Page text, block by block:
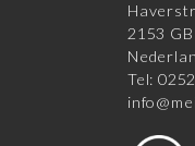
2153
Tel: